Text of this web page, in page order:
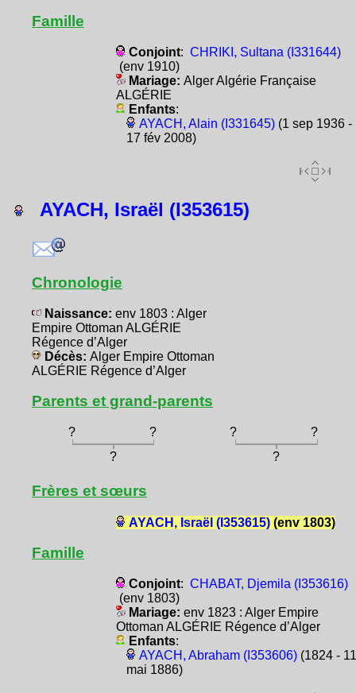
Famille
Conjoint: CHRIKI, Sultana (I331644)
(env 1910)
Mariage: Alger Algérie Française
ALGÉRIE
Enfants:
AYACH, Alain (I331645)(1 sep 1936 -
17 fév 2008)
AYACH, Israël (I353615)
Chronologie
Naissance: env 1803 : Alger
Empire Ottoman ALGÉRIE
Régence d’Alger
Décès: Alger Empire Ottoman
ALGÉRIE Régence d’Alger
Parents et grand-parents
? ? ?
?
?
?
Frères et sœurs
AYACH, Israël (I353615)(env 1803)
Famille
Conjoint: CHABAT, Djemila (I353616)
(env 1803)
Mariage: env 1823 : Alger Empire
Ottoman ALGÉRIE Régence d’Alger
Enfants:
AYACH, Abraham (I353606)(1824 - 11
mai 1886)